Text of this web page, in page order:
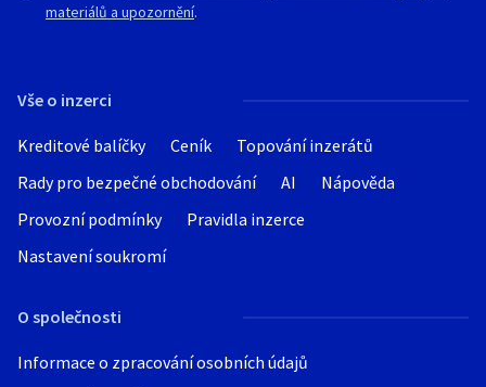
Vše o inzerci
Kreditové balíčky Ceník
Topování inzerátů
Rady pro bezpečné obchodování
AI
Nápověda
Provozní podmínky
Pravidla inzerce
Nastavení soukromí
O společnosti
Informace o zpracování osobních údajů
materiálů a upozornění.